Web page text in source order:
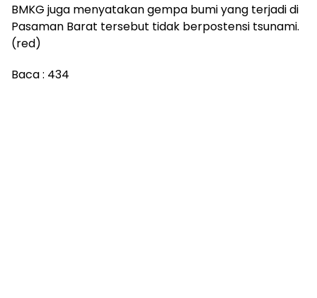
BMKG juga menyatakan gempa bumi yang terjadi di
Pasaman Barat tersebut tidak berpostensi tsunami.
(red)
Baca : 434